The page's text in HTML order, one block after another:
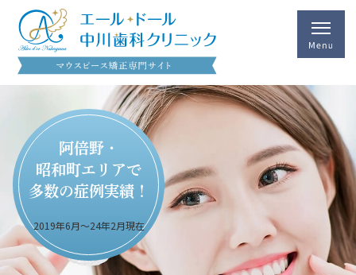
阿倍野・
昭和町エリアで
多数の症例実績！
2019年6月～24年2月現在